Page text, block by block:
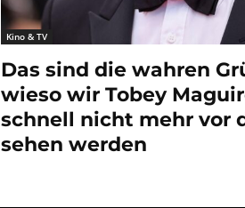
Kino & TV
Das sind die wahren
wieso wir Tobey
schnell nicht mehr vor
sehen werden